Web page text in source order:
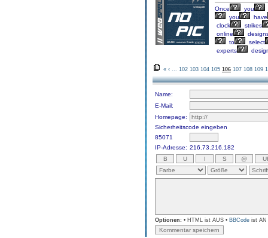
Once
you
you
have
clock
strikes
online
to
select
experts
« ‹ 102 103 104 105 106 107 108 109
Name:
E-Mail:
Homepage:
Sicherheitscode eingeben
85071
IP-Adresse: 216.73.216.182
Optionen: • HTML ist AUS • BBCode ist AN